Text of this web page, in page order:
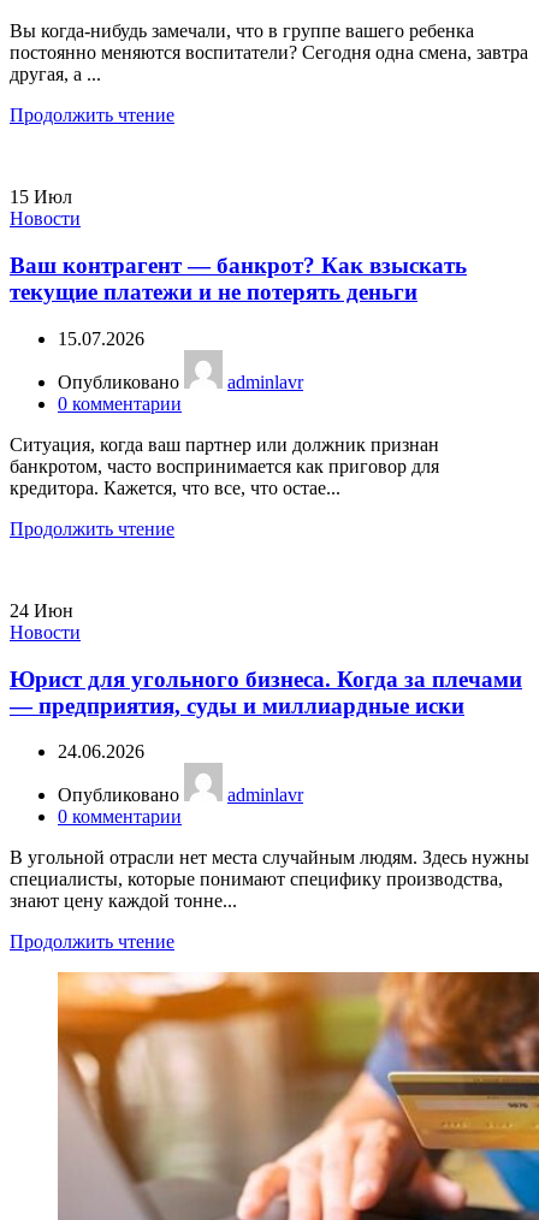
Вы когда-нибудь замечали, что в группе вашего ребенка
постоянно меняются воспитатели? Сегодня одна смена, завтра
другая, а ...
Продолжить чтение
15 Июл
Новости
Ваш контрагент — банкрот? Как взыскать
текущие платежи и не потерять деньги
15.07.2026
Опубликовано
adminlavr
0 комментарии
Ситуация, когда ваш партнер или должник признан
банкротом, часто воспринимается как приговор для
кредитора. Кажется, что все, что остае...
Продолжить чтение
24 Июн
Новости
Юрист для угольного бизнеса. Когда за плечами
— предприятия, суды и миллиардные иски
24.06.2026
Опубликовано
adminlavr
0 комментарии
В угольной отрасли нет места случайным людям. Здесь нужны
специалисты, которые понимают специфику производства,
знают цену каждой тонне...
Продолжить чтение